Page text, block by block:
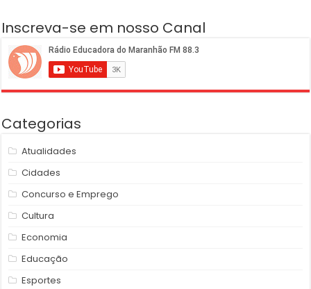
Inscreva-se em nosso Canal
Categorias
Atualidades
Cidades
Concurso e Emprego
Cultura
Economia
Educação
Esportes